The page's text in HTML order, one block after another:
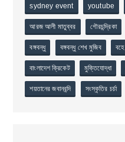
sydney event youtube
আরজ আলী মাতুব্বর গৌরচন্দ্রিকা
বঙ্গবন্ধু বঙ্গবন্ধু শেখ মুজিব
বাংলাদেশ ক্রিকেট মুক্তিযোদ্ধা
শয়তানের জবানবন্দি সংস্কৃতির চর্চা